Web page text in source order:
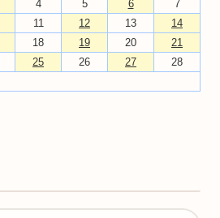
4 5 6
7
11 12 13
14
18 19 20
21
25 26 27
28